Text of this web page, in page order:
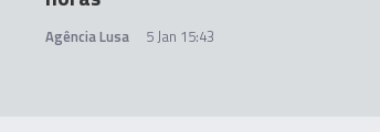
Agência Lusa 5 Jan 15:43